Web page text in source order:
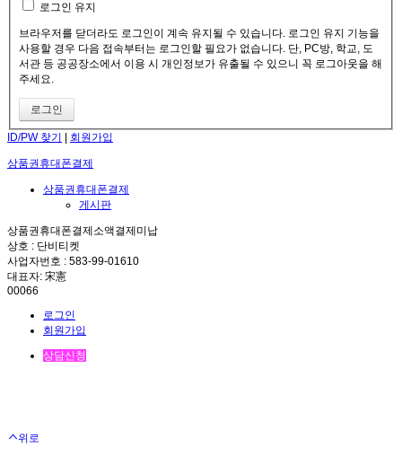
로그인 유지
브라우저를 닫더라도 로그인이 계속 유지될 수 있습니다. 로그인 유지 기능을
사용할 경우 다음 접속부터는 로그인할 필요가 없습니다. 단, PC방, 학교, 도
서관 등 공공장소에서 이용 시 개인정보가 유출될 수 있으니 꼭 로그아웃을 해
주세요.
ID/PW 찾기 | 회원가입
상품권휴대폰결제
상품권휴대폰결제
게시판
상품권휴대폰결제소액결제미납
상호 : 단비티켓
사업자번호 : 583-99-01610
대표자: 宋憲
00066
로그인
회원가입
상담신청
위로